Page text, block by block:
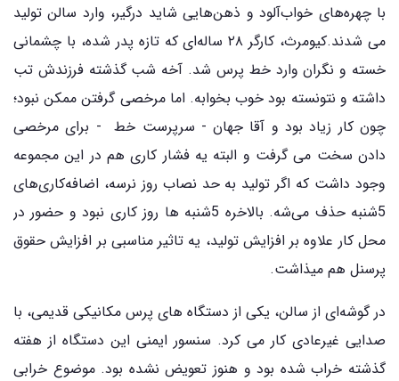
با چهره‌های خواب‌آلود و ذهن‌هایی شاید درگیر، وارد سالن تولید
می شدند.کیومرث، کارگر ۲۸ ساله‌ای که تازه پدر شده، با چشمانی
خسته و نگران وارد خط پرس شد. آخه شب گذشته فرزندش تب
داشته و نتونسته بود خوب بخوابه. اما مرخصی گرفتن ممکن نبود؛
چون کار زیاد بود و آقا جهان - سرپرست خط - برای مرخصی
دادن سخت می گرفت و البته یه فشار کاری هم در این مجموعه
وجود داشت که اگر تولید به حد نصاب روز نرسه، اضافه‌کاری‌های
5شنبه حذف می‌شه. بالاخره 5شنبه ها روز کاری نبود و حضور در
محل کار علاوه بر افزایش تولید، یه تاثیر مناسبی بر افزایش حقوق
پرسنل هم میذاشت.
در گوشه‌ای از سالن، یکی از دستگاه های پرس مکانیکی قدیمی، با
صدایی غیرعادی کار می کرد. سنسور ایمنی این دستگاه از هفته
گذشته خراب شده بود و هنوز تعویض نشده بود. موضوع خرابی